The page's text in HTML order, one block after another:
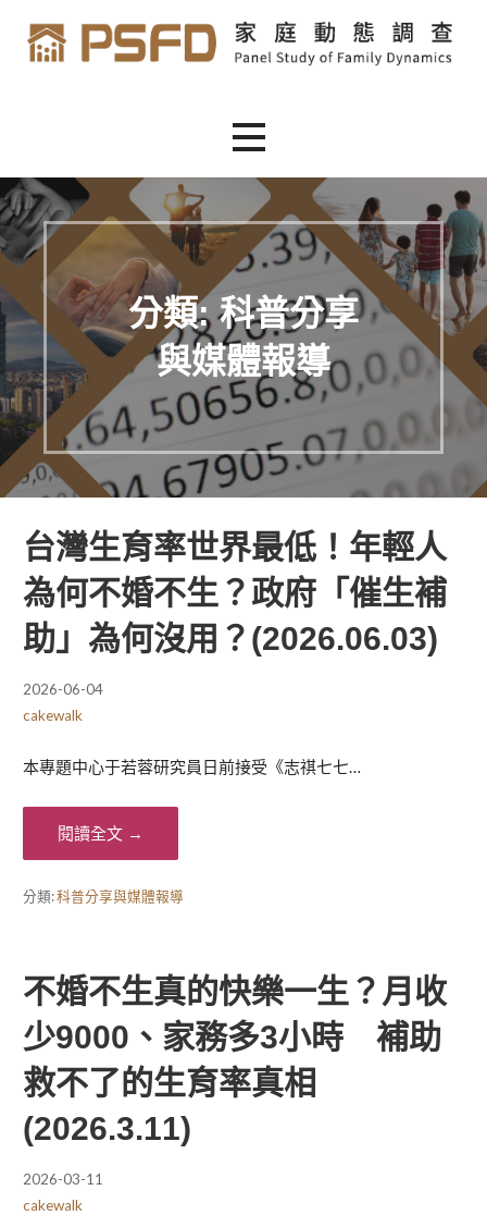
分類: 科普分享
與媒體報導
台灣生育率世界最低！年輕人
為何不婚不生？政府「催生補
助」為何沒用？(2026.06.03)
2026-06-04
cakewalk
本專題中心于若蓉研究員日前接受《志祺七七…
閱讀全文 →
分類:科普分享與媒體報導
不婚不生真的快樂一生？月收
少9000、家務多3小時 補助
救不了的生育率真相
(2026.3.11)
2026-03-11
cakewalk